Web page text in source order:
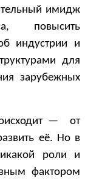
имидж
повысить
индустрии и
для
зарубежных
— от
её. Но в
роли и
фактором